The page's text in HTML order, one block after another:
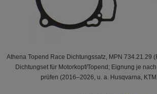
Athena Topend Race Dichtungssatz, MPN 734.21.29
Dichtungset für Motorkopf/Topend; Eignung je
prüfen (2016–2026, u. a. Husqvarna,